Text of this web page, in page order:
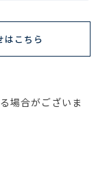
はこちら
場合がございま